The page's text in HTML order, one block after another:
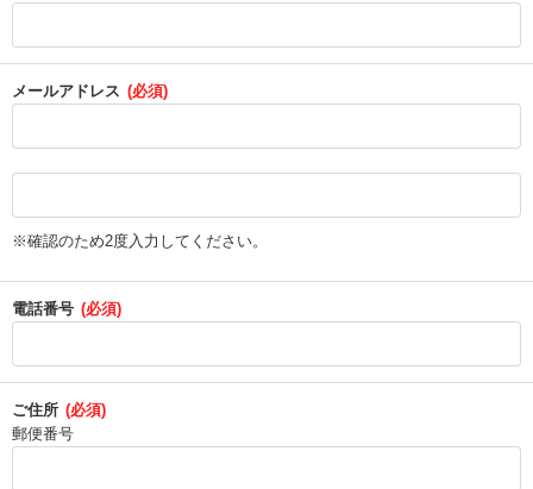
メールアドレス (必須)
※確認のため2度入力してください。
電話番号 (必須)
ご住所 (必須)
郵便番号